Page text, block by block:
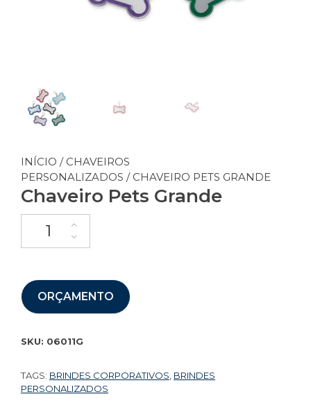
INÍCIO / CHAVEIROS
PERSONALIZADOS / CHAVEIRO PETS GRANDE
Chaveiro Pets Grande
ORÇAMENTO
SKU: 06011G
TAGS: BRINDES CORPORATIVOS BRINDES
PERSONALIZADOS